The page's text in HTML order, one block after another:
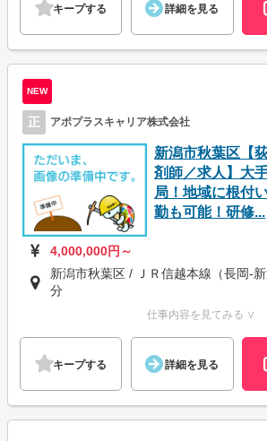
キープする 詳細を見る
NEW
正 アポプラスキャリア株式会社
新潟市秋葉区【
剤師／求人】大
局！地域に根付
勤も可能！研修...
4,000,000円～
新潟市秋葉区 / ＪＲ信越本線（長岡-
分
仕事内容を見てみる ∨
キープする 詳細を見る